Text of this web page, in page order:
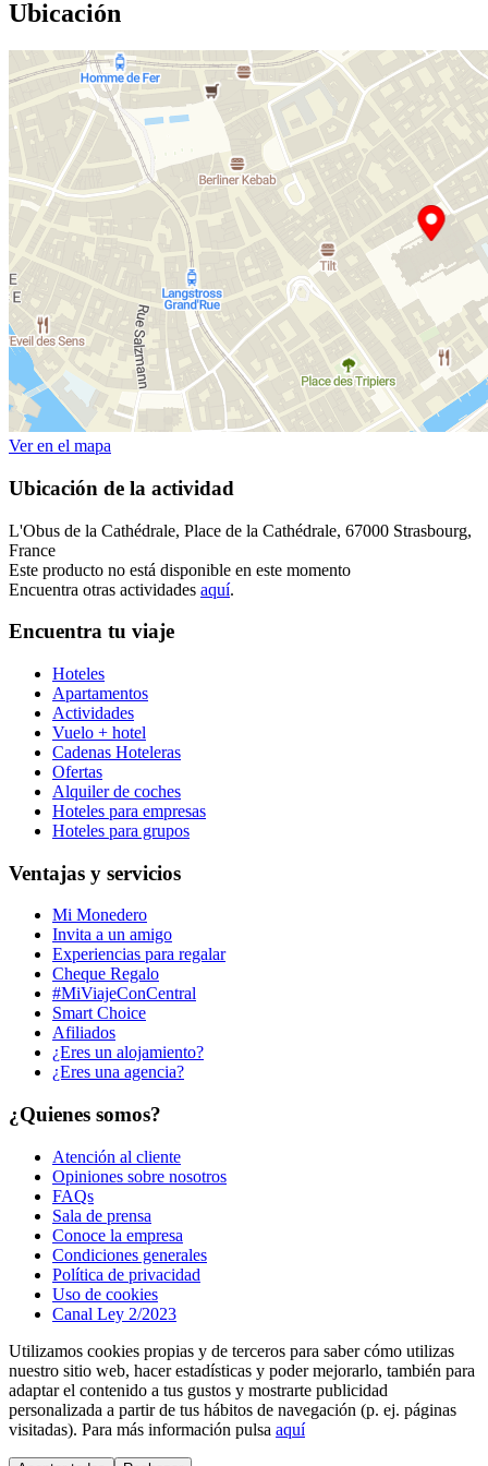
Ubicación
Ver en el mapa
Ubicación de la actividad
L'Obus de la Cathédrale, Place de la Cathédrale, 67000 Strasbourg,
France
Este producto no está disponible en este momento
Encuentra otras actividades aquí.
Encuentra tu viaje
Hoteles
Apartamentos
Actividades
Vuelo + hotel
Cadenas Hoteleras
Ofertas
Alquiler de coches
Hoteles para empresas
Hoteles para grupos
Ventajas y servicios
Mi Monedero
Invita a un amigo
Experiencias para regalar
Cheque Regalo
#MiViajeConCentral
Smart Choice
Afiliados
¿Eres un alojamiento?
¿Eres una agencia?
¿Quienes somos?
Atención al cliente
Opiniones sobre nosotros
FAQs
Sala de prensa
Conoce la empresa
Condiciones generales
Política de privacidad
Uso de cookies
Canal Ley 2/2023
Utilizamos cookies propias y de terceros para saber cómo utilizas
nuestro sitio web, hacer estadísticas y poder mejorarlo, también para
adaptar el contenido a tus gustos y mostrarte publicidad
personalizada a partir de tus hábitos de navegación (p. ej. páginas
visitadas). Para más información pulsa aquí